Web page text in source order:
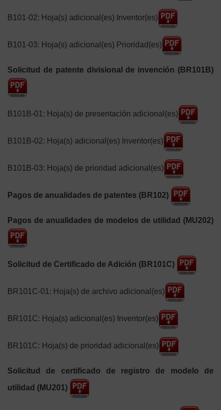
B101-02: Hoja(s) adicional(es) Inventor(es)
B101-03: Hoja(s) adicional(es) Prioridad(es)
Solicitud de patente divisional de invención (BR101B)
B101B-01: Hoja(s) de presentación adicional(es)
B101B-02: Hoja(s) adicional(es) Inventor(es)
B101B-03: Hoja(s) de prioridad adicional(es)
Pagos de anualidades de patentes (BR102)
Pagos de anualidades de modelos de utilidad (MU202)
Solicitud de Certificado de Adición (BR101C)
BR101C-01: Hoja(s) de archivo adicional(es)
BR101C: Hoja(s) adicional(es) Inventor(es)
BR101C: Hoja(s) de prioridad adicional(es)
Solicitud de certificado de registro de modelo de
utilidad (MU201)